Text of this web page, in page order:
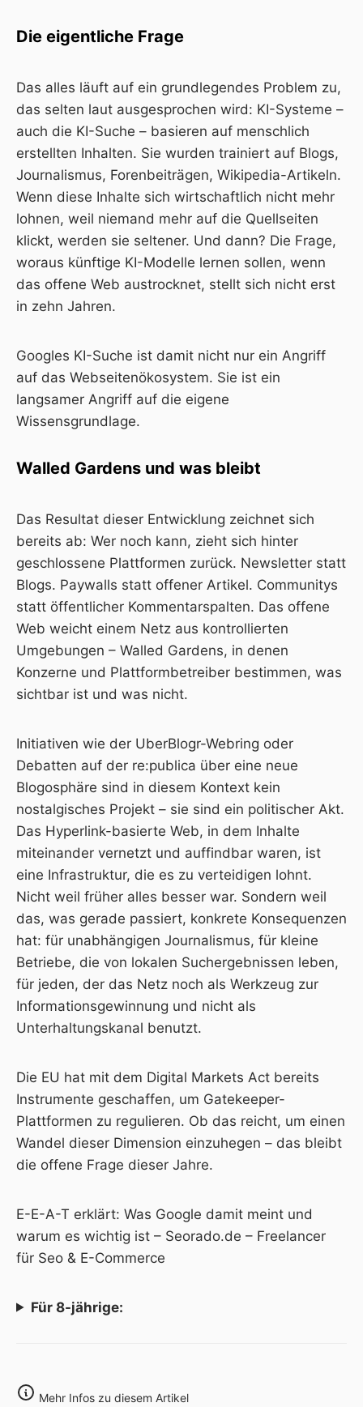
Die eigentliche Frage
Das alles läuft auf ein grundlegendes Problem zu,
das selten laut ausgesprochen wird: KI-Systeme –
auch die KI-Suche – basieren auf menschlich
erstellten Inhalten. Sie wurden trainiert auf Blogs,
Journalismus, Forenbeiträgen, Wikipedia-Artikeln.
Wenn diese Inhalte sich wirtschaftlich nicht mehr
lohnen, weil niemand mehr auf die Quellseiten
klickt, werden sie seltener. Und dann? Die Frage,
woraus künftige KI-Modelle lernen sollen, wenn
das offene Web austrocknet, stellt sich nicht erst
in zehn Jahren.
Googles KI-Suche ist damit nicht nur ein Angriff
auf das Webseitenökosystem. Sie ist ein
langsamer Angriff auf die eigene
Wissensgrundlage.
Walled Gardens und was bleibt
Das Resultat dieser Entwicklung zeichnet sich
bereits ab: Wer noch kann, zieht sich hinter
geschlossene Plattformen zurück. Newsletter statt
Blogs. Paywalls statt offener Artikel. Communitys
statt öffentlicher Kommentarspalten. Das offene
Web weicht einem Netz aus kontrollierten
Umgebungen – Walled Gardens, in denen
Konzerne und Plattformbetreiber bestimmen, was
sichtbar ist und was nicht.
Initiativen wie der UberBlogr-Webring oder
Debatten auf der re:publica über eine neue
Blogosphäre sind in diesem Kontext kein
nostalgisches Projekt – sie sind ein politischer Akt.
Das Hyperlink-basierte Web, in dem Inhalte
miteinander vernetzt und auffindbar waren, ist
eine Infrastruktur, die es zu verteidigen lohnt.
Nicht weil früher alles besser war. Sondern weil
das, was gerade passiert, konkrete Konsequenzen
hat: für unabhängigen Journalismus, für kleine
Betriebe, die von lokalen Suchergebnissen leben,
für jeden, der das Netz noch als Werkzeug zur
Informationsgewinnung und nicht als
Unterhaltungskanal benutzt.
Die EU hat mit dem Digital Markets Act bereits
Instrumente geschaffen, um Gatekeeper-
Plattformen zu regulieren. Ob das reicht, um einen
Wandel dieser Dimension einzuhegen – das bleibt
die offene Frage dieser Jahre.
E-E-A-T erklärt: Was Google damit meint und
warum es wichtig ist – Seorado.de – Freelancer
für Seo & E-Commerce
Für 8-jährige:
Mehr Infos zu diesem Artikel